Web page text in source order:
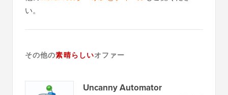
い。
その他の素晴らしいオファー
Uncanny Automator